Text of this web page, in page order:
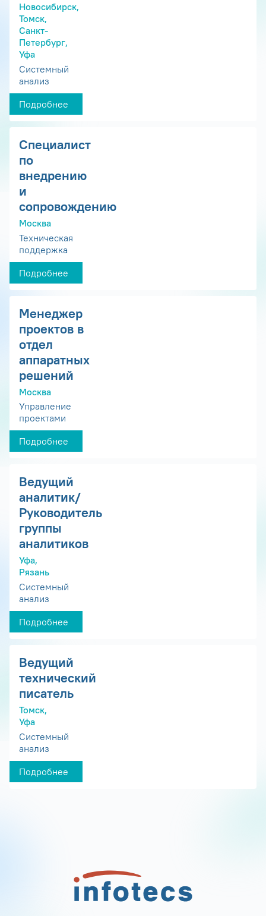
Новосибирск,
Томск,
Санкт-
Петербург,
Уфа
Системный
анализ
Подробнее
Специалист
по
внедрению
и
сопровождению
Москва
Техническая
поддержка
Подробнее
Менеджер
проектов в
отдел
аппаратных
решений
Москва
Управление
проектами
Подробнее
Ведущий
аналитик/
Руководитель
группы
аналитиков
Уфа,
Рязань
Системный
анализ
Подробнее
Ведущий
технический
писатель
Томск,
Уфа
Системный
анализ
Подробнее